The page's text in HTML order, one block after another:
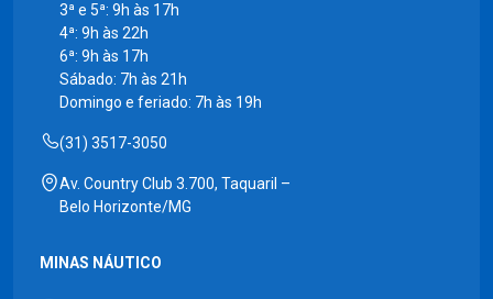
3ª e 5ª: 9h às 17h
4ª: 9h às 22h
6ª: 9h às 17h
Sábado: 7h às 21h
Domingo e feriado: 7h às 19h
(31) 3517-3050
Av. Country Club 3.700, Taquaril –
Belo Horizonte/MG
MINAS NÁUTICO